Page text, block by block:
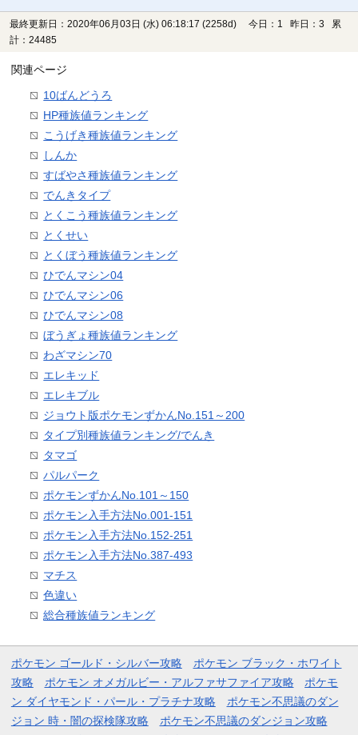
最終更新日：2020年06月03日 (水) 06:18:17 (2258d)
今日：1 昨日：3 累
計：24485
関連ページ
10ばんどうろ
HP種族値ランキング
こうげき種族値ランキング
しんか
すばやさ種族値ランキング
でんきタイプ
とくこう種族値ランキング
とくせい
とくぼう種族値ランキング
ひでんマシン04
ひでんマシン06
ひでんマシン08
ぼうぎょ種族値ランキング
わざマシン70
エレキッド
エレキブル
ジョウト版ポケモンずかんNo.151～200
タイプ別種族値ランキング/でんき
タマゴ
パルパーク
ポケモンずかんNo.101～150
ポケモン入手方法No.001-151
ポケモン入手方法No.152-251
ポケモン入手方法No.387-493
マチス
色違い
総合種族値ランキング
ポケモン ゴールド・シルバー攻略
ポケモン ブラック・ホワイト
攻略
ポケモン オメガルビー・アルファサファイア攻略
ポケモ
ン ダイヤモンド・パール・プラチナ攻略
ポケモン不思議のダン
ジョン 時・闇の探検隊攻略
ポケモン不思議のダンジョン攻略